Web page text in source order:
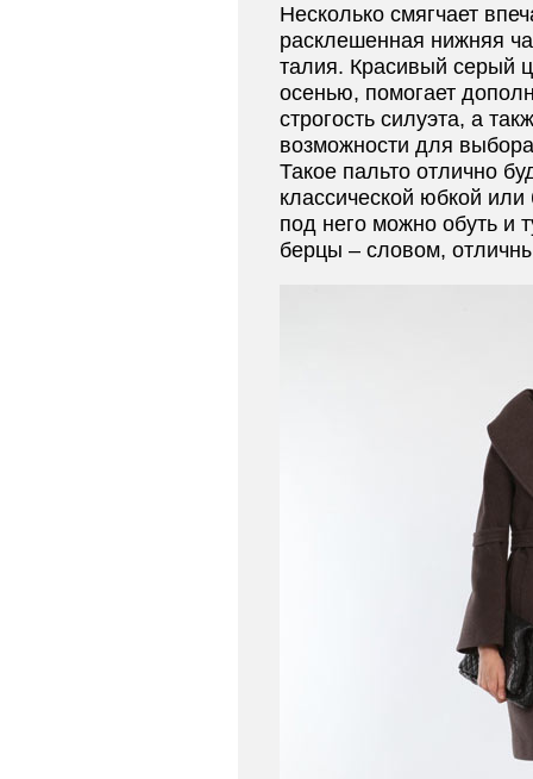
Несколько смягчает
расклешенная нижняя
талия. Красивый серый
осенью, помогает
строгость силуэта, а
возможности для
Такое пальто отлично
классической юбкой
под него можно обуть и
берцы – словом,